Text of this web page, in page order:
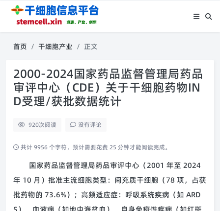
首页 干细胞产业 正文
2000-2024国家药品监督管理局药品
审评中心（CDE）关于干细胞药物IN
D受理/获批数据统计
920次阅读 没有评论
共计 9956 个字符，预计需要花费 25 分钟才能阅读完成。
国家药品监督管理局药品审评中心（2001 年至 2024
年 10 月）批准主流细胞类型：间充质干细胞（78 项，占获
批药物的 73.6%）；高频适应症：呼吸系统疾病（如 ARD